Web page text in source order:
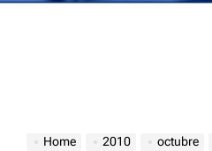
Home 2010 octubre